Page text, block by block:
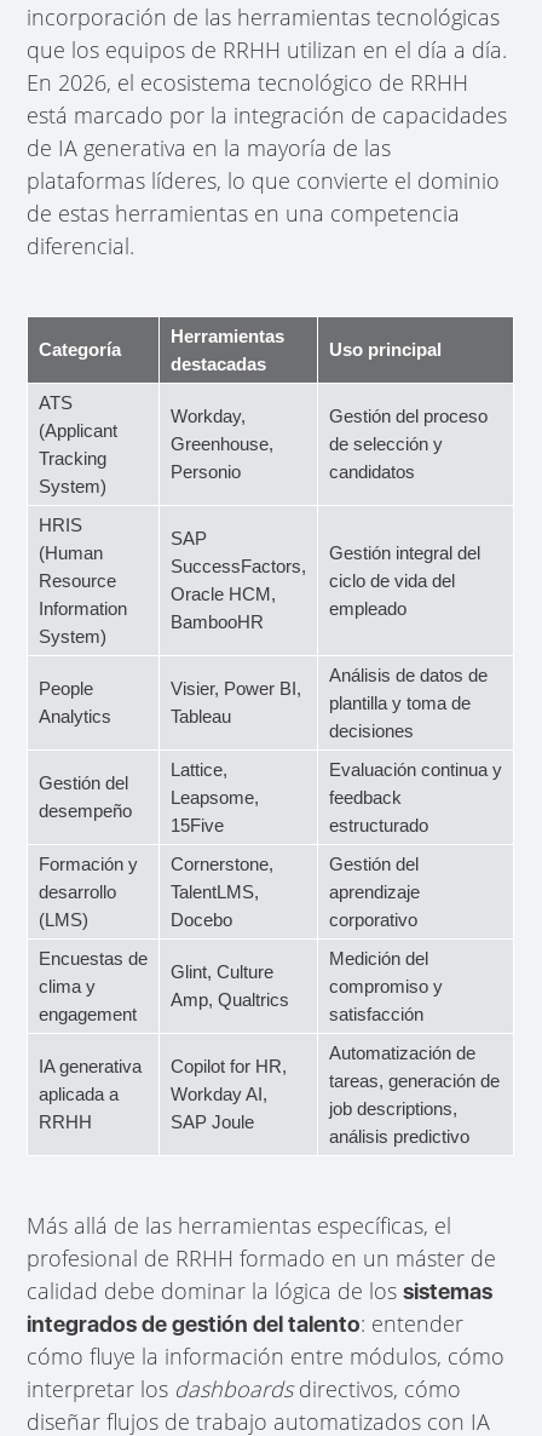
incorporación de las herramientas tecnológicas
que los equipos de RRHH utilizan en el día a día.
En 2026, el ecosistema tecnológico de RRHH
está marcado por la integración de capacidades
de IA generativa en la mayoría de las
plataformas líderes, lo que convierte el dominio
de estas herramientas en una competencia
diferencial.
Categoría
Herramientas
destacadas
Uso principal
ATS
(Applicant
Tracking
System)
Workday,
Greenhouse,
Personio
Gestión del proceso
de selección y
candidatos
HRIS
(Human
Resource
Information
System)
SAP
SuccessFactors,
Oracle HCM,
BambooHR
Gestión integral del
ciclo de vida del
empleado
People
Analytics
Visier, Power BI,
Tableau
Análisis de datos de
plantilla y toma de
decisiones
Gestión del
desempeño
Lattice,
Leapsome,
15Five
Evaluación continua y
feedback
estructurado
Formación y
desarrollo
(LMS)
Cornerstone,
TalentLMS,
Docebo
Gestión del
aprendizaje
corporativo
Encuestas de
clima y
engagement
Glint, Culture
Amp, Qualtrics
Medición del
compromiso y
satisfacción
IA generativa
aplicada a
RRHH
Copilot for HR,
Workday AI,
SAP Joule
Automatización de
tareas, generación de
job descriptions,
análisis predictivo
Más allá de las herramientas específicas, el
profesional de RRHH formado en un máster de
calidad debe dominar la lógica de lossistemas
integrados de gestión del talento: entender
cómo fluye la información entre módulos, cómo
interpretar los dashboardsdirectivos, cómo
diseñar flujos de trabajo automatizados con IA